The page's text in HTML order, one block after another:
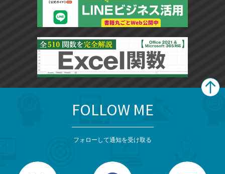
FOLLOW ME
フォローして通知を受け取る